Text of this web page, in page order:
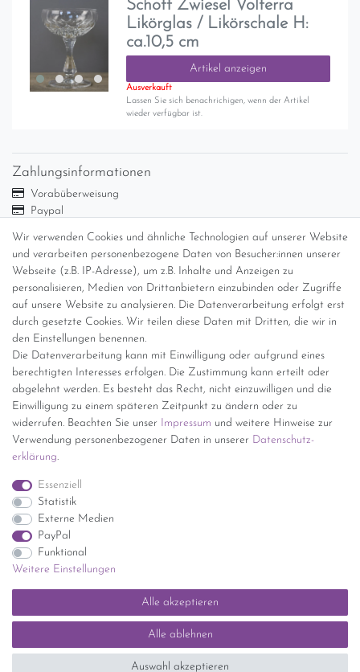
Schott Zwiesel Volterra
Likörglas / Likörschale H:
ca.10,5 cm
Artikel anzeigen
Ausverkauft
Lassen Sie sich benachrichigen, wenn der Artikel
wieder verfügbar ist.
Wir verwenden Cookies und ähnliche Technologien auf unserer Website
und verarbeiten personenbezogene Daten von Besucher:innen unserer
Webseite (z.B. IP-Adresse), um z.B. Inhalte und Anzeigen zu
personalisieren, Medien von Drittanbietern einzubinden oder Zugriffe
auf unsere Website zu analysieren. Die Datenverarbeitung erfolgt erst
durch gesetzte Cookies. Wir teilen diese Daten mit Dritten, die wir in
den Einstellungen benennen.
Die Datenverarbeitung kann mit Einwilligung oder aufgrund eines
berechtigten Interesses erfolgen. Die Zustimmung kann erteilt oder
abgelehnt werden. Es besteht das Recht, nicht einzuwilligen und die
Einwilligung zu einem späteren Zeitpunkt zu ändern oder zu
widerrufen. Beachten Sie unser Impressum und weitere Hinweise zur
Verwendung personenbezogener Daten in unserer Daten­schutz­
erklärung.
Essenziell
Statistik
Externe Medien
PayPal
Funktional
Weitere Einstellungen
Alle akzeptieren
Alle ablehnen
Auswahl akzeptieren
Zahlungsinformationen
Vorabüberweisung
Paypal
Versandinformationen
Versand per GLS (6,90 Euro) oder DHL (8,49 Euro ) inkl. MwSt.
(innerhalb Deutschlands)
kostenfreie Lieferung ab 150 Euro Warenwert (innerhalb
Deutschlands)
Übersicht Internationale Versandkosten
Wir kaufen an
Sie haben zuviel Porzellan im Schrank? Gerne kaufen wir dieses an.
Einfach unverbindliches Angebot anfordern.
*Endpreis inkl. MwSt. (Dieser Artikel unterliegt gem. § 25a
UStG der Differenzbesteuerung, ein Ausweis der
Mehrwertsteuer auf der Rechnung erfolgt nicht.)
Impressum Daten­schutz­erklärung
Vertrag widerrufen Kontakt
Bewertungen bei: ebay.de, shopvote.de ⓘ